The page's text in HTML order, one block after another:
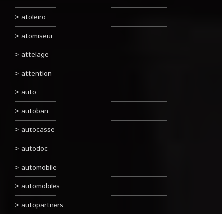
atoleiro
atomiseur
attelage
attention
auto
autoban
autocasse
autodoc
automobile
automobiles
autopartners